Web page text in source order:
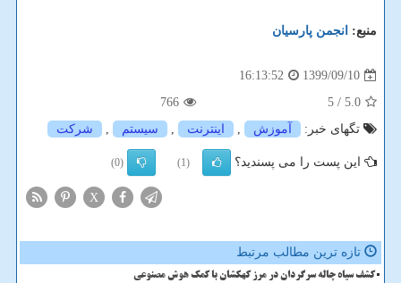
منبع: انجمن پارسیان
1399/09/10
16:13:52
5.0
/ 5
766
تگهای خبر:
آموزش , اینترنت , سیستم , شركت
این پست را می پسندید؟ (1)
(0)
X
تازه ترین مطالب مرتبط
کشف سیاه چاله سرگردان در مرز کهکشان با کمک هوش مصنوعی